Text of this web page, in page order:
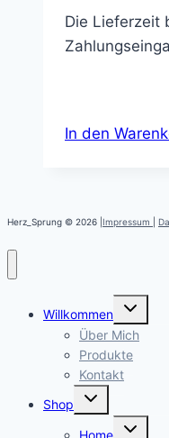
Die Lieferzeit
In den
Herz_Sprung © 2026 | Impressum
Willkommen
Untermenü
öffnen
Über Mich
Produkte
Kontakt
Shop
Untermenü
öffnen
Home
Untermenü